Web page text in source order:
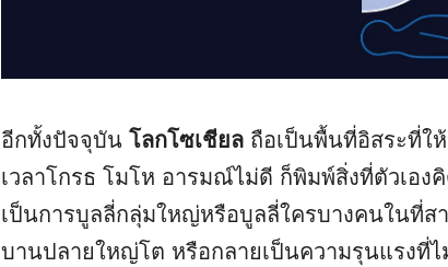
อีกทั้งปัจจุบัน โลกโซเชียลถือเป็นพื้นที่อิสระที่ใ
เวลาโกรธ โมโห อารมณ์ไม่ดี ก็พิมพ์สิ่งที่ตัวเอง
เป็นการบูลลี่กลุ่มใหญ่หรือบูลลี่ใครบางคนในที่ส
บานปลายใหญ่โต หรือกลายเป็นความรุนแรงที่ไ